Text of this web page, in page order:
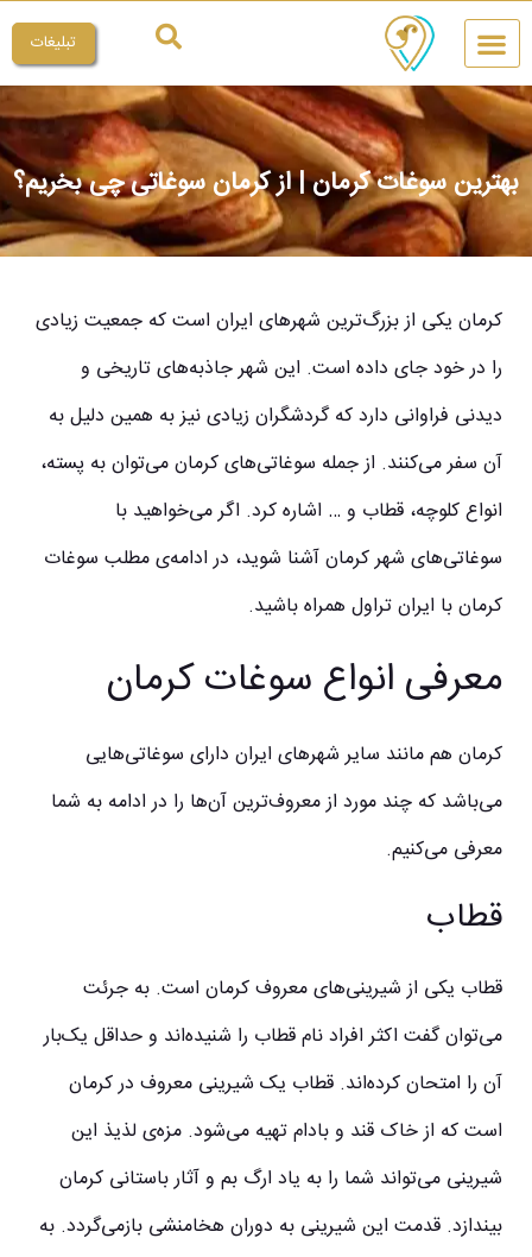
تبلیغات
بهترین سوغات کرمان | از کرمان سوغاتی چی بخریم؟
کرمان یکی از بزرگ‌ترین شهرهای ایران است که جمعیت زیادی
را در خود جای داده است. این شهر جاذبه‌های تاریخی و
دیدنی فراوانی دارد که گردشگران زیادی نیز به همین دلیل به
آن سفر می‌کنند. از جمله سوغاتی‌های کرمان می‌توان به پسته،
انواع کلوچه، قطاب و … اشاره کرد. اگر می‌خواهید با
سوغاتی‌های شهر کرمان آشنا شوید، در ادامه‌ی مطلب سوغات
کرمانبا ایران تراول همراه باشید.
معرفی انواع سوغات کرمان
کرمان هم مانند سایر شهرهای ایران دارای سوغاتی‌هایی
می‌باشد که چند مورد از معروف‌ترین آن‌ها را در ادامه به شما
معرفی می‌کنیم.
قطاب
قطاب یکی از شیرینی‌های معروف کرمان است. به جرئت
می‌توان گفت اکثر افراد نام قطاب را شنیده‌اند و حداقل یک‌بار
آن را امتحان کرده‌اند. قطاب یک شیرینی معروف در کرمان
است که از خاک قند و بادام تهیه می‌شود. مزه‌ی لذیذ این
شیرینی می‌تواند شما را به یاد ارگ بم و آثار باستانی کرمان
بیندازد. قدمت این شیرینی به دوران هخامنشی بازمی‌گردد. به